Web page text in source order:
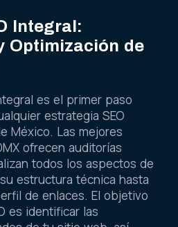
Integral:
Optimización de
es el primer paso
estrategia SEO
México. Las mejores
ofrecen auditorías
todos los aspectos de
estructura técnica hasta
de enlaces. El objetivo
es identificar las